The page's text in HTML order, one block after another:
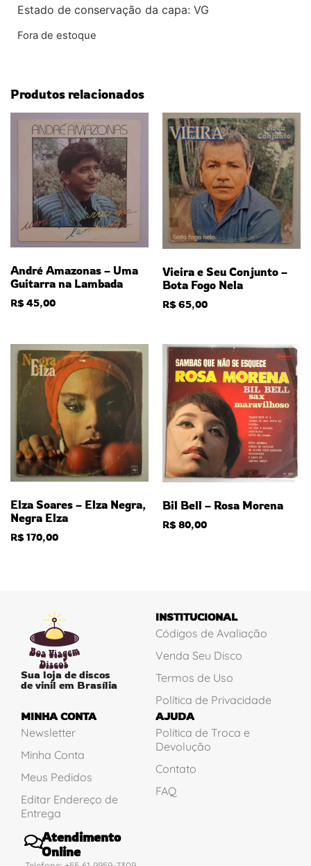
Estado de conservação da capa: VG
Fora de estoque
Produtos relacionados
André Amazonas – Uma
Guitarra na Lambada
R$45,00
Vieira e Seu Conjunto –
Bota Fogo Nela
R$65,00
Elza Soares – Elza Negra,
Negra Elza
R$170,00
Bil Bell – Rosa Morena
R$80,00
Sua loja de discos
de vinil em Brasília
INSTITUCIONAL
Códigos de Avaliação
Venda Seu Disco
Termos de Uso
Política de Privacidade
MINHA CONTA
Newsletter
Minha Conta
Meus Pedidos
Editar Endereço de
Entrega
AJUDA
Política de Troca e
Devolução
Contato
FAQ
Atendimento
Online